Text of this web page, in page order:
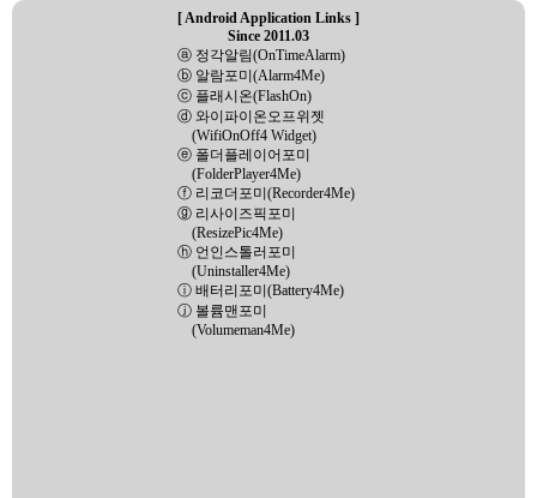
[ Android Application Links ]
Since 2011.03
ⓐ 정각알림(OnTimeAlarm)
ⓑ 알람포미(Alarm4Me)
ⓒ 플래시온(FlashOn)
ⓓ 와이파이온오프위젯
(WifiOnOff4 Widget)
ⓔ 폴더플레이어포미
(FolderPlayer4Me)
ⓕ 리코더포미(Recorder4Me)
ⓖ 리사이즈픽포미
(ResizePic4Me)
ⓗ 언인스톨러포미
(Uninstaller4Me)
ⓘ 배터리포미(Battery4Me)
ⓙ 볼륨맨포미
(Volumeman4Me)